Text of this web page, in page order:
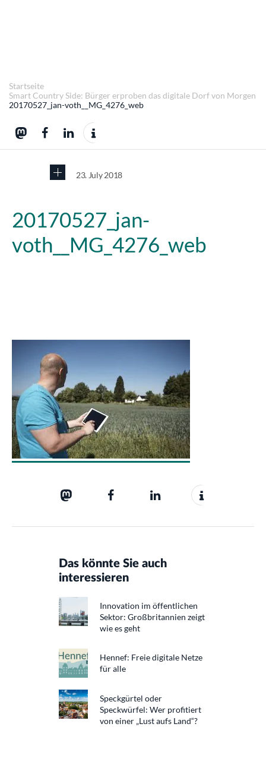
Startseite
Smart Country Side: Bürger erproben das digitale Dorf von Morgen
20170527_jan-voth__MG_4276_web
23. July 2018
20170527_jan-
voth__MG_4276_web
Das könnte Sie auch
interessieren
Innovation im öffentlichen
Sektor: Großbritannien zeigt
wie es geht
Hennef: Freie digitale Netze
für alle
Speckgürtel oder
Speckwürfel: Wer profitiert
von einer „Lust aufs Land“?